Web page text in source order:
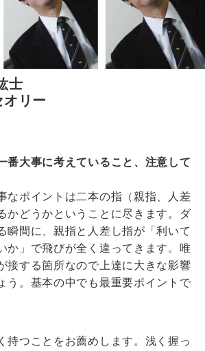
士
リー
番大事に考えていること、注意して
なポイントは二本の指（親指、人差
かどうかということに尽きます。ダ
瞬間に、親指と人差し指が「利いて
か」で飛びが全く違ってきます。唯
接する箇所なので上達に大きな影響
う。基本の中でも最重要ポイントで
持つことをお薦めします。浅く握っ